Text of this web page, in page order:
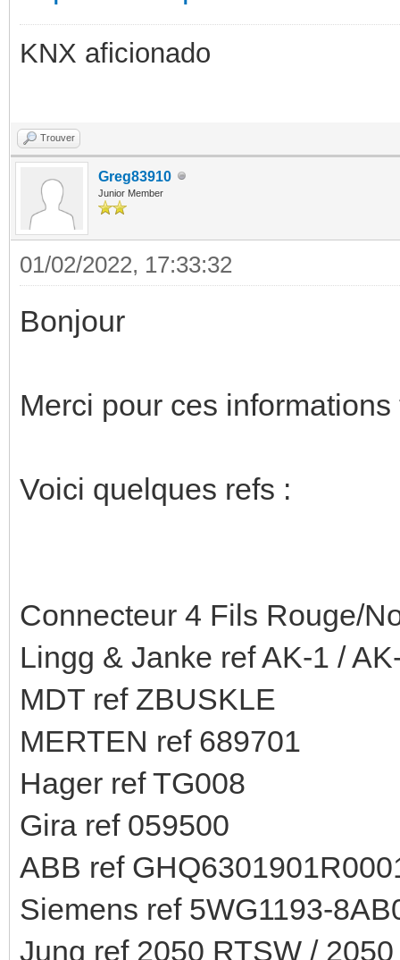
KNX aficionado
Trouver
Greg83910
Junior Member
01/02/2022, 17:33:32
Bonjour
Merci pour ces
Voici quelques refs :
Connecteur 4 Fils Rouge/
Lingg & Janke ref AK-1 /
MDT ref ZBUSKLE
MERTEN ref 689701
Hager ref TG008
Gira ref 059500
ABB ref
Siemens ref 5WG1193-
Jung ref 2050 RTSW /